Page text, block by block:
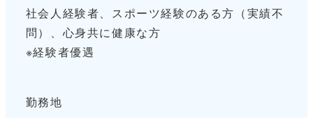
社会人経験者、スポーツ経験のある方（実績不
問）、心身共に健康な方
※経験者優遇
勤務地